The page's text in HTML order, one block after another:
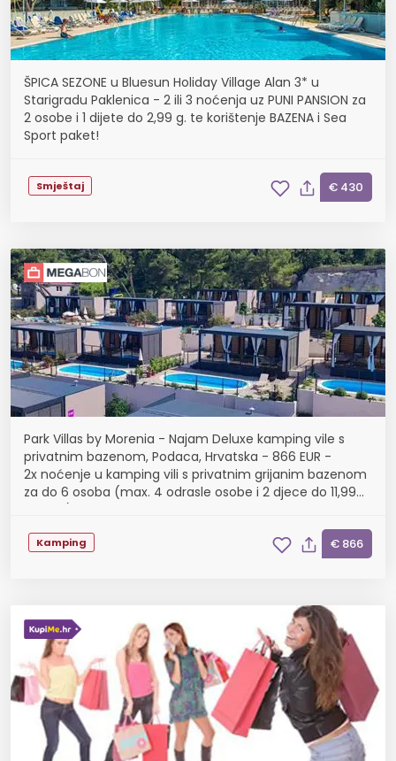
ŠPICA SEZONE u Bluesun Holiday Village Alan 3* u
Starigradu Paklenica - 2 ili 3 noćenja uz PUNI PANSION za
2 osobe i 1 dijete do 2,99 g. te korištenje BAZENA i Sea
Sport paket!
Smještaj € 430
Park Villas by Morenia - Najam Deluxe kamping vile s
privatnim bazenom, Podaca, Hrvatska - 866 EUR -
2x noćenje u kamping vili s privatnim grijanim bazenom
za do 6 osoba (max. 4 odrasle osobe i 2 djece do 11,99
Kamping € 866